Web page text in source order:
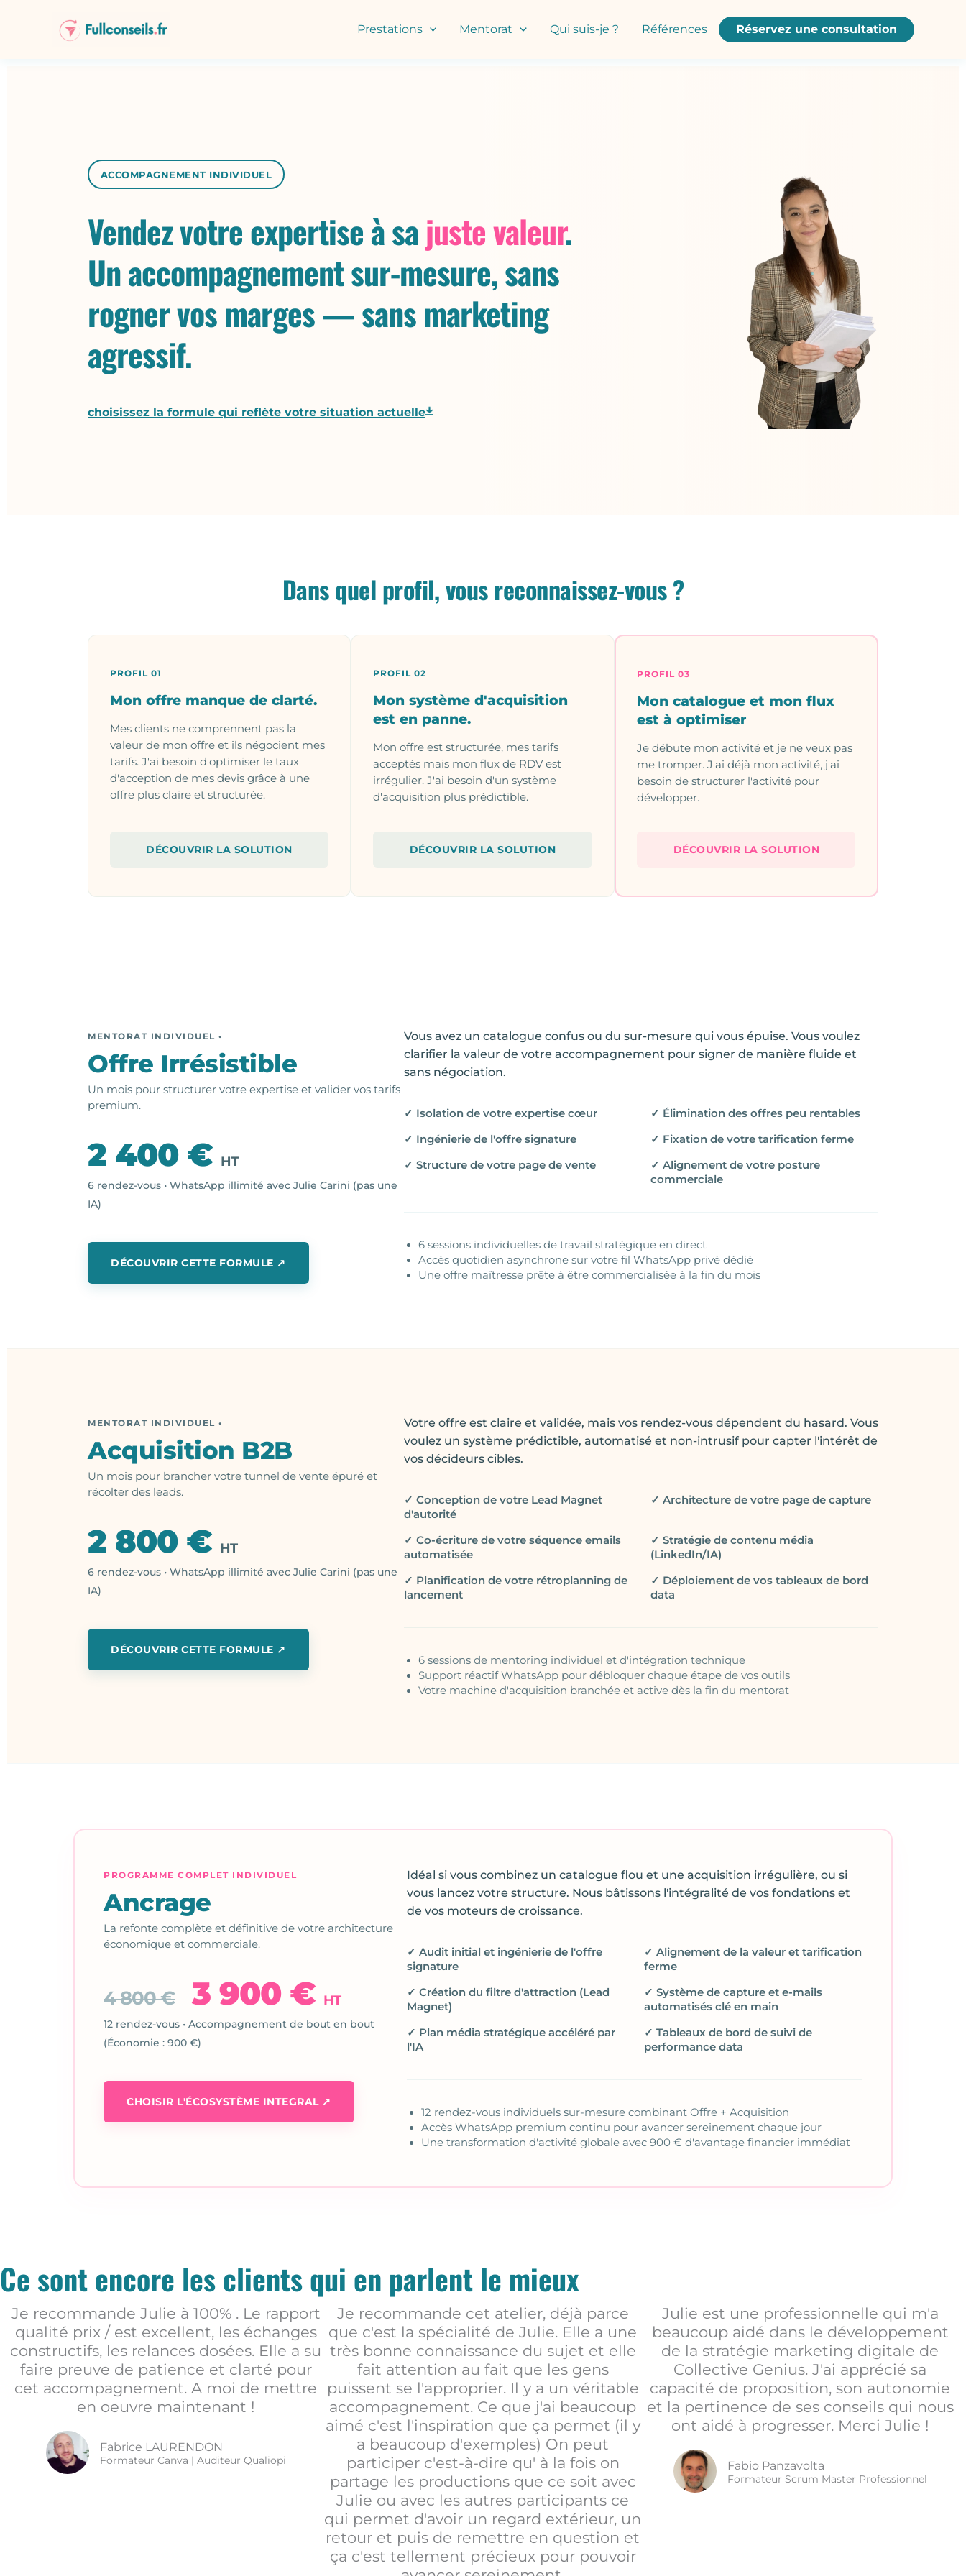
Prestations Mentorat Qui suis-je ? Références Réservez une consultation
ACCOMPAGNEMENT INDIVIDUEL
Vendez votre expertise à sajuste valeur.
Un accompagnement sur-mesure, sans
rogner vos marges — sans marketing
agressif.
choisissez la formule qui reflète votre situation actuelle↓
Dans quel profil, vous reconnaissez-vous ?
PROFIL 01
Mon offre manque de clarté.
Mes clients ne comprennent pas la
valeur de mon offre et ils négocient mes
tarifs. J'ai besoin d'optimiser le taux
d'acception de mes devis grâce à une
offre plus claire et structurée.
DÉCOUVRIR LA SOLUTION
PROFIL 02
Mon système d'acquisition
est en panne.
Mon offre est structurée, mes tarifs
acceptés mais mon flux de RDV est
irrégulier. J'ai besoin d'un système
d'acquisition plus prédictible.
DÉCOUVRIR LA SOLUTION
PROFIL 03
Mon catalogue et mon flux
est à optimiser
Je débute mon activité et je ne veux pas
me tromper. J'ai déjà mon activité, j'ai
besoin de structurer l'activité pour
développer.
DÉCOUVRIR LA SOLUTION
MENTORAT INDIVIDUEL •
Offre Irrésistible
Un mois pour structurer votre expertise et valider vos tarifs
premium.
2 400 € HT
6 rendez-vous • WhatsApp illimité avec Julie Carini (pas une
IA)
DÉCOUVRIR CETTE FORMULE ↗
Vous avez un catalogue confus ou du sur-mesure qui vous épuise. Vous voulez
clarifier la valeur de votre accompagnement pour signer de manière fluide et
sans négociation.
✓ Isolation de votre expertise cœur
✓ Élimination des offres peu rentables
✓ Ingénierie de l'offre signature
✓ Fixation de votre tarification ferme
✓ Structure de votre page de vente
✓ Alignement de votre posture
commerciale
6 sessions individuelles de travail stratégique en direct
Accès quotidien asynchrone sur votre fil WhatsApp privé dédié
Une offre maîtresse prête à être commercialisée à la fin du mois
MENTORAT INDIVIDUEL •
Acquisition B2B
Un mois pour brancher votre tunnel de vente épuré et
récolter des leads.
2 800 € HT
6 rendez-vous • WhatsApp illimité avec Julie Carini (pas une
IA)
DÉCOUVRIR CETTE FORMULE ↗
Votre offre est claire et validée, mais vos rendez-vous dépendent du hasard. Vous
voulez un système prédictible, automatisé et non-intrusif pour capter l'intérêt de
vos décideurs cibles.
✓ Conception de votre Lead Magnet
d'autorité
✓ Architecture de votre page de capture
✓ Co-écriture de votre séquence emails
automatisée
✓ Stratégie de contenu média
(LinkedIn/IA)
✓ Planification de votre rétroplanning de
lancement
✓ Déploiement de vos tableaux de bord
data
6 sessions de mentoring individuel et d'intégration technique
Support réactif WhatsApp pour débloquer chaque étape de vos outils
Votre machine d'acquisition branchée et active dès la fin du mentorat
PROGRAMME COMPLET INDIVIDUEL
Ancrage
La refonte complète et définitive de votre architecture
économique et commerciale.
4 800 € 3 900 € HT
12 rendez-vous • Accompagnement de bout en bout
(Économie : 900 €)
CHOISIR L'ÉCOSYSTÈME INTEGRAL ↗
Idéal si vous combinez un catalogue flou et une acquisition irrégulière, ou si
vous lancez votre structure. Nous bâtissons l'intégralité de vos fondations et
de vos moteurs de croissance.
✓ Audit initial et ingénierie de l'offre
signature
✓ Alignement de la valeur et tarification
ferme
✓ Création du filtre d'attraction (Lead
Magnet)
✓ Système de capture et e-mails
automatisés clé en main
✓ Plan média stratégique accéléré par
l'IA
✓ Tableaux de bord de suivi de
performance data
12 rendez-vous individuels sur-mesure combinant Offre + Acquisition
Accès WhatsApp premium continu pour avancer sereinement chaque jour
Une transformation d'activité globale avec 900 € d'avantage financier immédiat
Ce sont encore les clients qui en parlent le mieux
Je recommande Julie à 100% . Le rapport
qualité prix / est excellent, les échanges
constructifs, les relances dosées. Elle a su
faire preuve de patience et clarté pour
cet accompagnement. A moi de mettre
en oeuvre maintenant !
Fabrice LAURENDON
Formateur Canva | Auditeur Qualiopi
Je recommande cet atelier, déjà parce
que c'est la spécialité de Julie. Elle a une
très bonne connaissance du sujet et elle
fait attention au fait que les gens
puissent se l'approprier. Il y a un véritable
accompagnement. Ce que j'ai beaucoup
aimé c'est l'inspiration que ça permet (il y
a beaucoup d'exemples) On peut
participer c'est-à-dire qu' à la fois on
partage les productions que ce soit avec
Julie ou avec les autres participants ce
qui permet d'avoir un regard extérieur, un
retour et puis de remettre en question et
ça c'est tellement précieux pour pouvoir
Julie est une professionnelle qui m'a
beaucoup aidé dans le développement
de la stratégie marketing digitale de
Collective Genius. J'ai apprécié sa
capacité de proposition, son autonomie
et la pertinence de ses conseils qui nous
ont aidé à progresser. Merci Julie !
Fabio Panzavolta
Formateur Scrum Master Professionnel